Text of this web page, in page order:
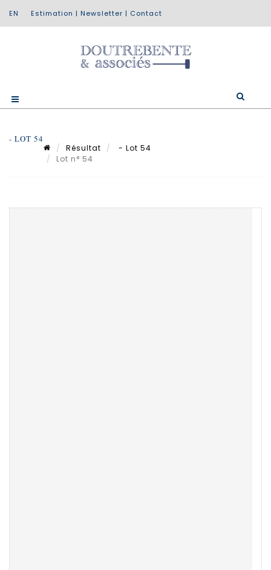
Estimation | Newsletter | Contact
- LOT 54
Résultat
- Lot 54
Lot n° 54